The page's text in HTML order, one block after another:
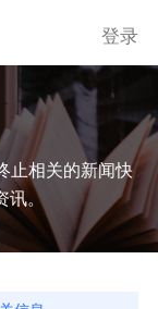
登录
止相关的新闻快
讯。